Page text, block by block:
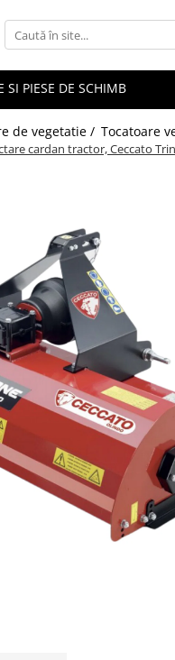
SI PIESE DE SCHIMB
de vegetatie / Tocatoare
cardan tractor, Ceccato